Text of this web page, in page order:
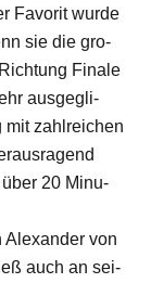
Favo­rit wurde
sie die gro­
Finale
aus­ge­gli­
mit zahl­rei­chen
über 20 Minu­
Alex­an­der von
auch an sei­